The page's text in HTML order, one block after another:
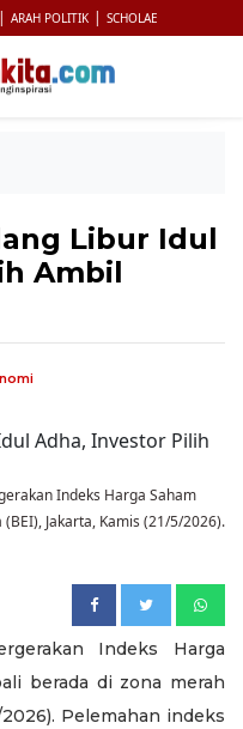
| ARAH POLITIK | SCHOLAE
Libur Idul
Ambil
Indeks Harga Saham
Jakarta, Kamis (21/5/2026).
Indeks Harga
berada di zona merah
Pelemahan indeks